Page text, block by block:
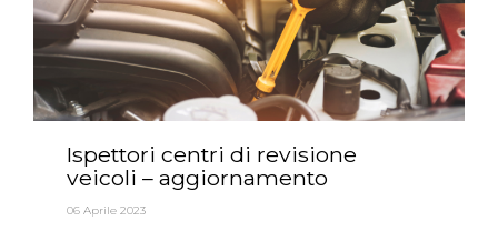
Ispettori centri di revisione
veicoli – aggiornamento
06 Aprile 2023